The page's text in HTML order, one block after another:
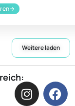
Weitere laden